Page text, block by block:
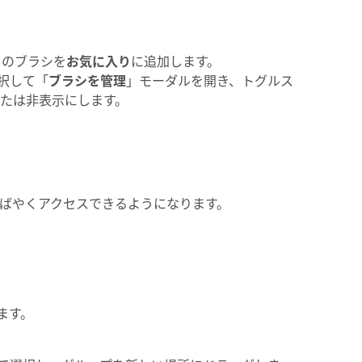
ブラシをお気に入り に追加します。
して「ブラシを管理」モーダルを開き、トグルス
非表示にします。
くアクセスできるようになります。
。